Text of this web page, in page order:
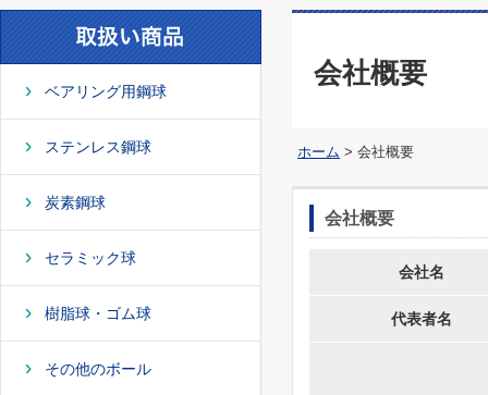
ベアリング用鋼球
ステンレス鋼球
炭素鋼球
セラミック球
樹脂球・ゴム球
その他のボール
会社概要
ホーム > 会社概要
会社概要
会社名
代表者名